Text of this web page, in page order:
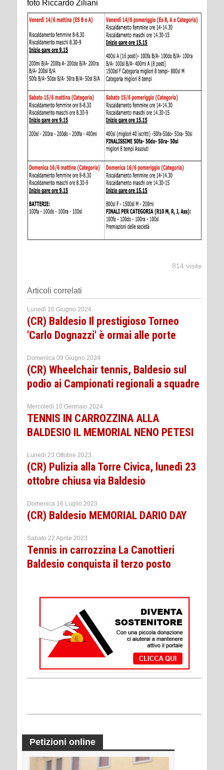
foto Riccardo Ziliani
814 visite
Articoli correlati
Lunedì 10 Giugno 2024
(CR) Baldesio Il prestigioso Torneo
'Carlo Dognazzi' è ormai alle porte
Domenica 09 Giugno 2024
(CR) Wheelchair tennis, Baldesio sul
podio ai Campionati regionali a squadre
Mercoledì 10 Gennaio 2024
TENNIS IN CARROZZINA ALLA
BALDESIO IL MEMORIAL NENO PETESI
Lunedì 23 Ottobre 2023
(CR) Pulizia alla Torre Civica, lunedì 23
ottobre chiusa via Baldesio
Domenica 16 Luglio 2023
(CR) Baldesio MEMORIAL DARIO DAY
Sabato 22 Aprile 2023
Tennis in carrozzina La Canottieri
Baldesio conquista il terzo posto
Petizioni online